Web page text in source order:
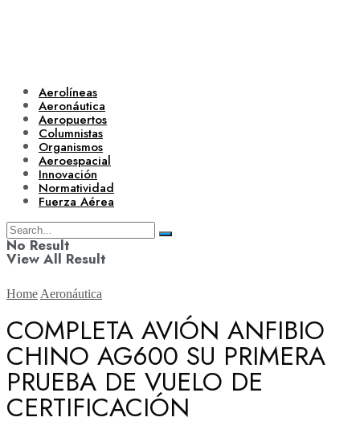
Aerolíneas
Aeronáutica
Aeropuertos
Columnistas
Organismos
Aeroespacial
Innovación
Normatividad
Fuerza Aérea
No Result
View All Result
Aerolíneas
Aeronáutica
Home Aeronáutica
COMPLETA AVIÓN ANFIBIO
CHINO AG600 SU PRIMERA
PRUEBA DE VUELO DE
CERTIFICACIÓN